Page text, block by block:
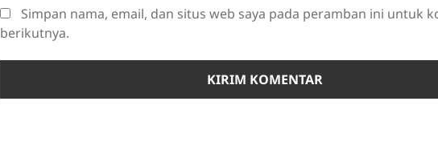
Simpan nama, email, dan situs web saya pada peramban ini untuk
berikutnya.